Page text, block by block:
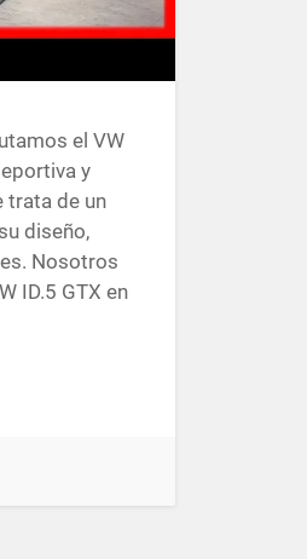
el VW
y
trata de un
diseño,
Nosotros
ID.5 GTX en